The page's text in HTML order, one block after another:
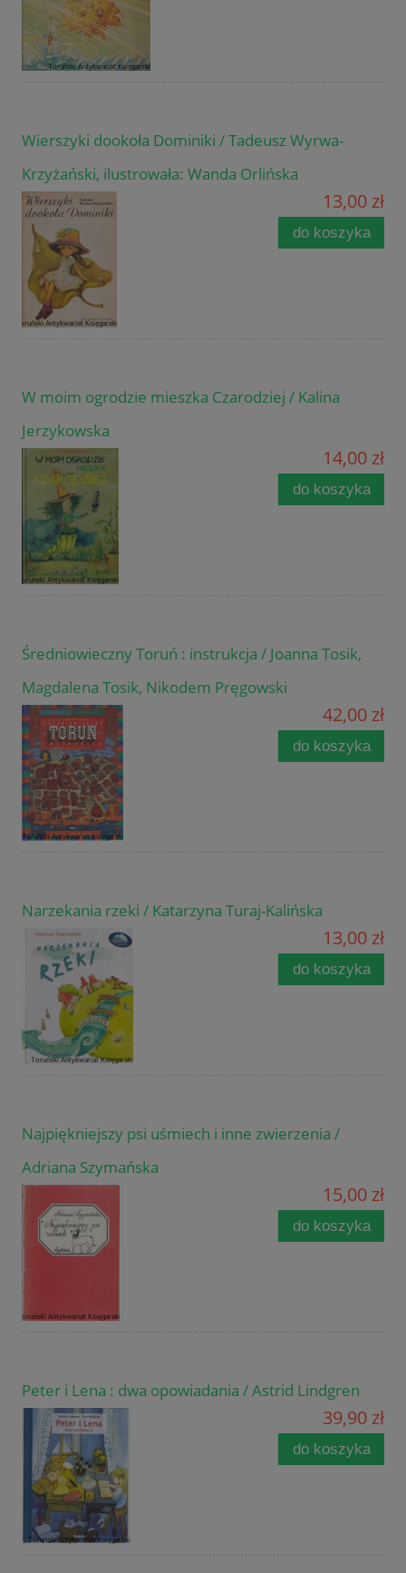
Wierszyki dookoła Dominiki / Tadeusz Wyrwa-
Krzyżański, ilustrowała: Wanda Orlińska
13,00 zł
do koszyka
W moim ogrodzie mieszka Czarodziej / Kalina
Jerzykowska
14,00 zł
do koszyka
Średniowieczny Toruń : instrukcja / Joanna Tosik,
Magdalena Tosik, Nikodem Pręgowski
42,00 zł
do koszyka
Narzekania rzeki / Katarzyna Turaj-Kalińska
13,00 zł
do koszyka
Najpiękniejszy psi uśmiech i inne zwierzenia /
Adriana Szymańska
15,00 zł
do koszyka
Peter i Lena : dwa opowiadania / Astrid Lindgren
39,90 zł
do koszyka